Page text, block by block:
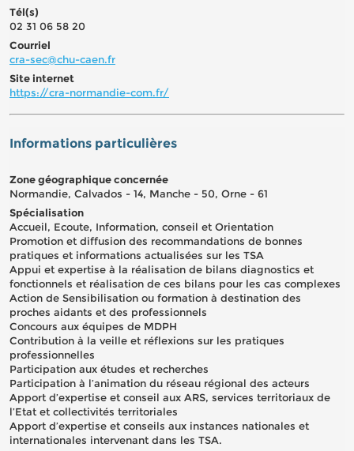
Tél(s)
02 31 06 58 20
Courriel
cra-sec@chu-caen.fr
Site internet
https://cra-normandie-com.fr/
Informations particulières
Zone géographique concernée
Normandie, Calvados - 14, Manche - 50, Orne - 61
Spécialisation
Accueil, Ecoute, Information, conseil et Orientation
Promotion et diffusion des recommandations de bonnes
pratiques et informations actualisées sur les TSA
Appui et expertise à la réalisation de bilans diagnostics et
fonctionnels et réalisation de ces bilans pour les cas complexes
Action de Sensibilisation ou formation à destination des
proches aidants et des professionnels
Concours aux équipes de MDPH
Contribution à la veille et réflexions sur les pratiques
professionnelles
Participation aux études et recherches
Participation à l’animation du réseau régional des acteurs
Apport d’expertise et conseil aux ARS, services territoriaux de
l’Etat et collectivités territoriales
Apport d’expertise et conseils aux instances nationales et
internationales intervenant dans les TSA.